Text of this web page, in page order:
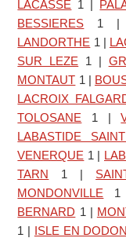
LACASSE 1
BESSIERES 1 |
LANDORTHE 1 |
SUR LEZE 1 |
MONTAUT 1 |
LACROIX
TOLOSANE 1 |
LABASTIDE
VENERQUE 1 |
TARN 1 |
MONDONVILLE 1
BERNARD 1 |
1 | ISLE EN